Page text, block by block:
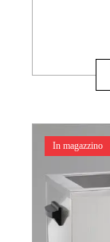
In magazzino